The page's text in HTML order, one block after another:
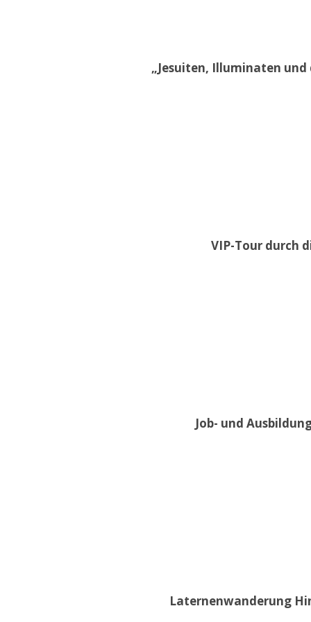
„Jesuiten, Illuminaten und
VIP-Tour durch
Job- und
Laternenwanderung